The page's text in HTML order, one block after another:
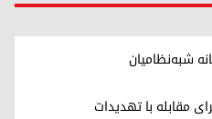
شبه‌نظامیان
مقابله با تهدیدات